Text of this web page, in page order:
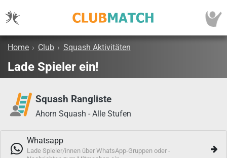
Home › Club › Squash Aktivitäten
Lade Spieler ein!
Squash Rangliste
Ahorn Squash - Alle Stufen
Whatsapp
Lade Spieler/innen über WhatsApp-Gruppen oder -